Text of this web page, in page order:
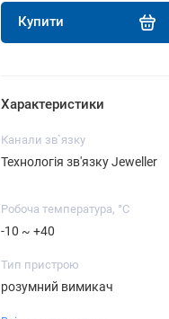
Купити
Характеристики
Канали зв`язку
Технологія зв'язку Jeweller
Робоча температура, °C
-10 ~ +40
Тип пристрою
розумний вимикач